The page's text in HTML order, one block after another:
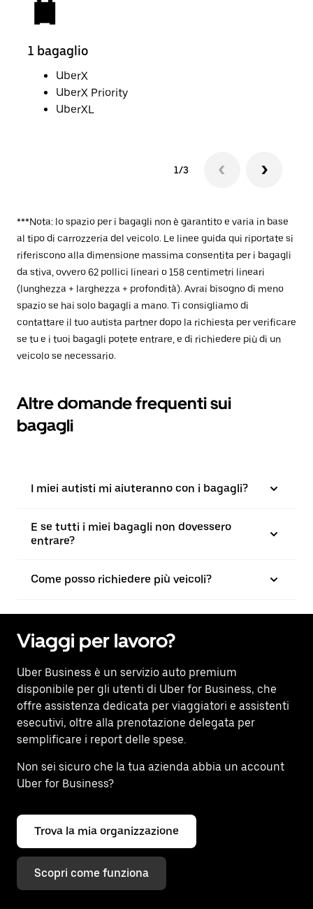
1 bagaglio
UberX
UberX Priority
UberXL
1/3
***Nota: lo spazio per i bagagli non è garantito e varia in base
al tipo di carrozzeria del veicolo. Le linee guida qui riportate si
riferiscono alla dimensione massima consentita per i bagagli
da stiva, ovvero 62 pollici lineari o 158 centimetri lineari
(lunghezza + larghezza + profondità). Avrai bisogno di meno
spazio se hai solo bagagli a mano. Ti consigliamo di
contattare il tuo autista partner dopo la richiesta per verificare
se tu e i tuoi bagagli potete entrare, e di richiedere più di un
veicolo se necessario.
Altre domande frequenti sui
bagagli
I miei autisti mi aiuteranno con i bagagli?
E se tutti i miei bagagli non dovessero
entrare?
Come posso richiedere più veicoli?
Viaggi per lavoro?
Uber Business è un servizio auto premium
disponibile per gli utenti di Uber for Business, che
offre assistenza dedicata per viaggiatori e assistenti
esecutivi, oltre alla prenotazione delegata per
semplificare i report delle spese.
Non sei sicuro che la tua azienda abbia un account
Uber for Business?
Trova la mia organizzazione
Scopri come funziona